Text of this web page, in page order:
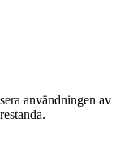
användningen av